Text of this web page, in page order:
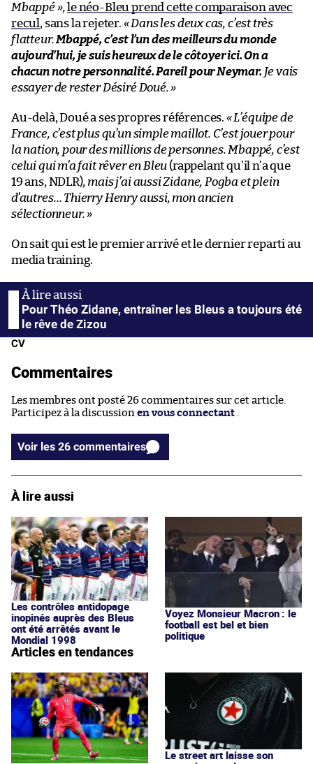
Mbappé », le néo-Bleu prend cette comparaison avec
recul, sans la rejeter. « Dans les deux cas, c’est très
flatteur.Mbappé, c’est l’un des meilleurs du monde
aujourd’hui, je suis heureux de le côtoyer ici. On a
chacun notre personnalité. Pareil pour Neymar. Je vais
essayer de rester Désiré Doué. »
Au-delà, Doué a ses propres références. « L’équipe de
France, c’est plus qu’un simple maillot. C’est jouer pour
la nation, pour des millions de personnes. Mbappé, c’est
celui qui m’a fait rêver en Bleu(rappelant qu’il n’a que
19 ans, NDLR), mais j’ai aussi Zidane, Pogba et plein
d’autres… Thierry Henry aussi, mon ancien
sélectionneur. »
On sait qui est le premier arrivé et le dernier reparti au
media training.
Pour Théo Zidane, entraîner les Bleus a toujours été
le rêve de Zizou
CV
Commentaires
Les membres ont posté 26 commentaires sur cet article.
Participez à la discussion en vous connectant
Voir les 26 commentaires
À lire aussi
Les contrôles antidopage
inopinés auprès des Bleus
ont été arrêtés avant le
Mondial 1998
Voyez Monsieur Macron : le
football est bel et bien
politique
Articles en tendances
Le street art laisse son